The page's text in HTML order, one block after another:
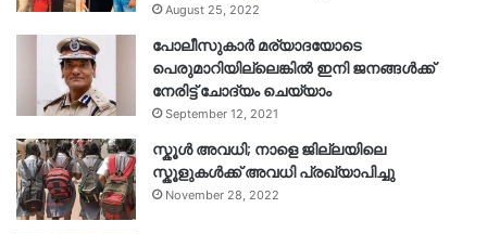
August 25, 2022
പോലീസുകാര്‍ മര്യാദയോടെ
പെരുമാറിയില്ലെങ്കില്‍ ഇനി ജനങ്ങള്‍ക്ക്
നേരിട്ട് ചോദ്യം ചെയ്യാം
September 12, 2021
സ്കൂൾ അവധി; നാളെ ജില്ലയിലെ
സ്കൂളുകൾക്ക് അവധി പ്രഖ്യാപിച്ചു
November 28, 2022